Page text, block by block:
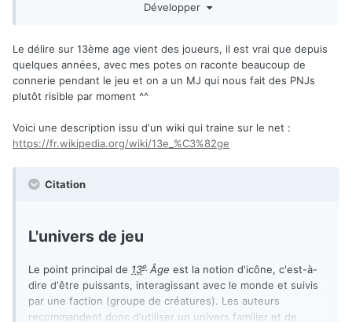
J'ai l'impression que ça délire pas mal leurs scénars 13ème
Développer
Le délire sur 13ème age vient des joueurs, il est vrai que depuis
quelques années, avec mes potes on raconte beaucoup de
connerie pendant le jeu et on a un MJ qui nous fait des PNJs
plutôt risible par moment ^^
Voici une description issu d'un wiki qui traine sur le net :
https://fr.wikipedia.org/wiki/13e_%C3%82ge
Citation
L'univers de jeu
Le point principal de 13e Âge est la notion d'icône, c'est-à-
dire d'être puissants, interagissant avec le monde et suivis
par une faction (groupe de créatures). Les auteurs
recommandent donc d'utiliser un univers familier et de